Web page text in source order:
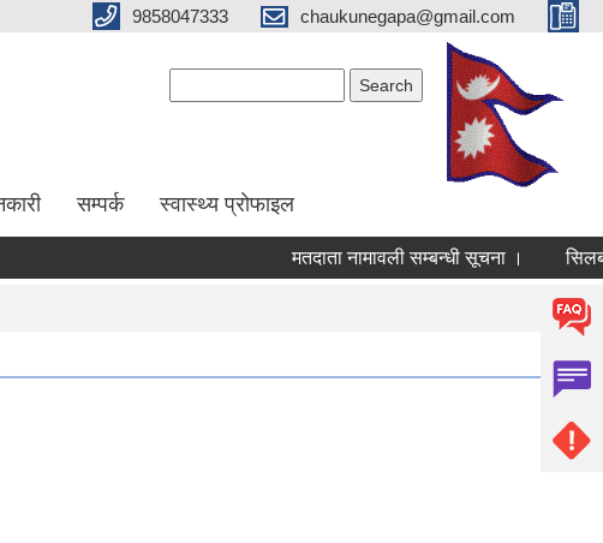
9858047333 chaukunegapa@gmail.com
सम्पर्क स्वास्थ्य प्राेफाइल
मतदाता नामावली सम्बन्धी सूचना ।